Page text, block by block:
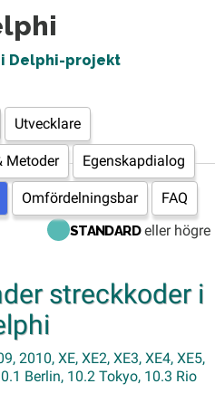
Delphi-projekt
Utvecklare
Metoder Egenskapdialog
Omfördelningsbar FAQ
STANDARDeller högre
streckkoder i
2010, XE, XE2, XE3, XE4, XE5,
Berlin, 10.2 Tokyo, 10.3 Rio